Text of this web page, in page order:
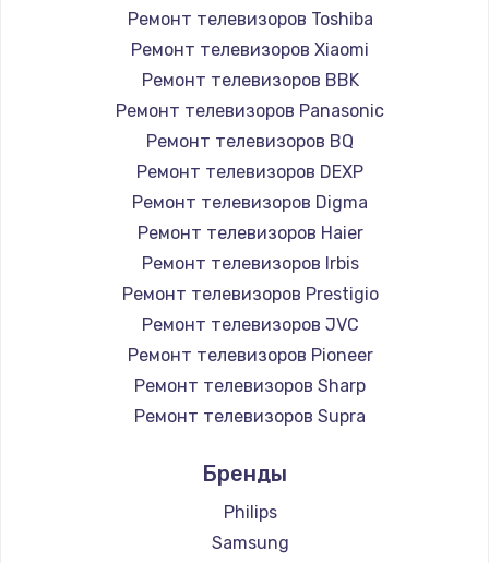
Замена картридера
Заказать
Замена микросхемы NFC
1100 руб.
Заказать
Замена шим-контроллера
3900 руб.
Заказать
1030 руб.
Заказать
Ремонт телевизоров Toshiba
Ремонт телевизоров Xiaomi
Ремонт телевизоров BBK
Ремонт телевизоров Panasonic
Ремонт телевизоров BQ
Ремонт телевизоров DEXP
Ремонт телевизоров Digma
Ремонт телевизоров Haier
Ремонт телевизоров Irbis
Ремонт телевизоров Prestigio
Ремонт телевизоров JVC
Ремонт телевизоров Pioneer
Ремонт телевизоров Sharp
Ремонт телевизоров Supra
Ремонт телевизоров Hisense
Ремонт телевизоров Daewoo
Ремонт телевизоров Centek
Бренды
Philips
Samsung